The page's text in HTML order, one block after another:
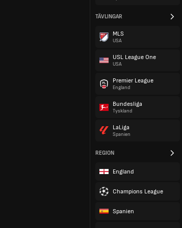
TÄVLINGAR
MLS
USA
USL League One
USA
Premier League
England
Bundesliga
Tyskland
LaLiga
Spanien
REGION
England
Champions League
Spanien